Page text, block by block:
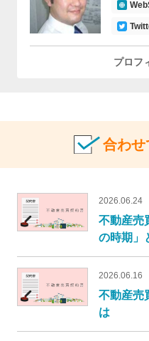
プロフ
合わせ
2026.06.24
不動産売
の時期」
2026.06.16
不動産売
は